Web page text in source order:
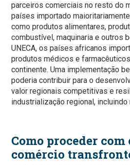
parceiros comerciais no resto do
países importado
como produtos alimentares,
combustível, maquinaria e outros
UNECA, os países africanos
produtos médicos e
continente. Uma implementação
poderia contribuir para o
valor regionais competitivas e
industrialização regional, incluindo
Como proceder com
comércio